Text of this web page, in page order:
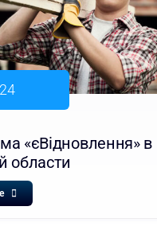
«єВідновлення» в
области